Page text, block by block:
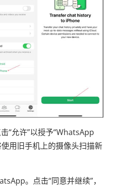
“允许”以授予“WhatsApp
用旧手机上的摄像头扫描新
。点击“同意并继续”，